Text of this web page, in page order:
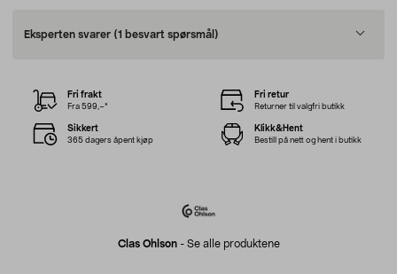
Eksperten svarer (1 besvart spørsmål)
Clas Ohlson- Se alle produktene
Fri frakt
Fra 599,–*
Fri retur
Returner til valgfri butikk
Sikkert
365 dagers åpent kjøp
Klikk&Hent
Bestill på nett og hent i butikk